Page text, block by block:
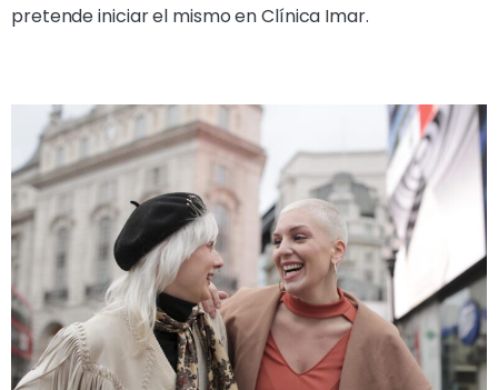
pretende iniciar el mismo en Clínica Imar.